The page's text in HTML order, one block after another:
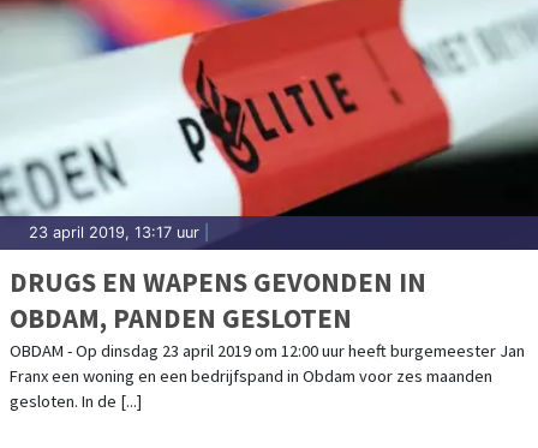
23 april 2019, 13:17 uur
DRUGS EN WAPENS GEVONDEN IN
OBDAM, PANDEN GESLOTEN
OBDAM - Op dinsdag 23 april 2019 om 12:00 uur heeft burgemeester Jan
Franx een woning en een bedrijfspand in Obdam voor zes maanden
gesloten. In de [...]